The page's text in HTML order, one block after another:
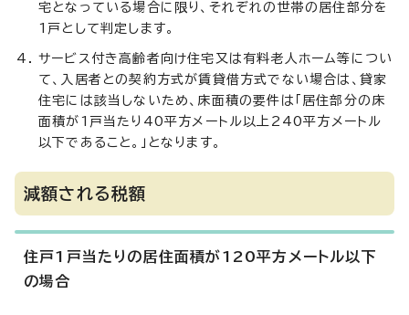
宅となっている場合に限り、それぞれの世帯の居住部分を
1戸として判定します。
サービス付き高齢者向け住宅又は有料老人ホーム等につい
て、入居者との契約方式が賃貸借方式でない場合は、貸家
住宅には該当しないため、床面積の要件は「居住部分の床
面積が1戸当たり40平方メートル以上240平方メートル
以下であること。」となります。
減額される税額
住戸1戸当たりの居住面積が120平方メートル以下
の場合